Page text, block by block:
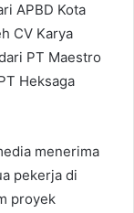
APBD Kota
CV Karya
PT Maestro
Heksaga
menerima
pekerja di
proyek